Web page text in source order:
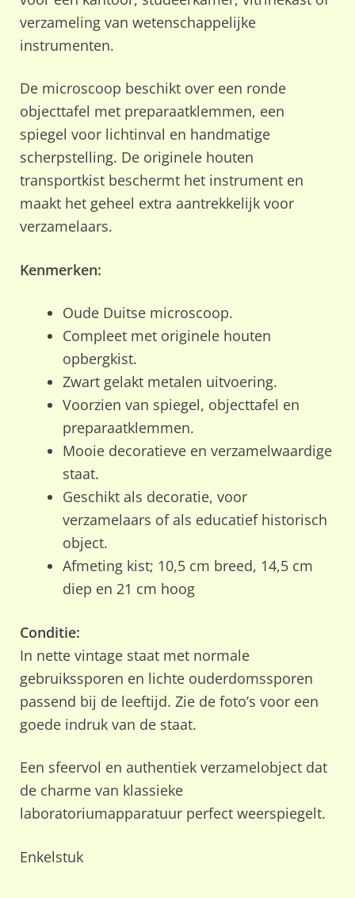
verzameling van wetenschappelijke
instrumenten.
De microscoop beschikt over een ronde
objecttafel met preparaatklemmen, een
spiegel voor lichtinval en handmatige
scherpstelling. De originele houten
transportkist beschermt het instrument en
maakt het geheel extra aantrekkelijk voor
verzamelaars.
Kenmerken:
Oude Duitse microscoop.
Compleet met originele houten
opbergkist.
Zwart gelakt metalen uitvoering.
Voorzien van spiegel, objecttafel en
preparaatklemmen.
Mooie decoratieve en verzamelwaardige
staat.
Geschikt als decoratie, voor
verzamelaars of als educatief historisch
object.
Afmeting kist; 10,5 cm breed, 14,5 cm
diep en 21 cm hoog
Conditie:
In nette vintage staat met normale
gebruikssporen en lichte ouderdomssporen
passend bij de leeftijd. Zie de foto’s voor een
goede indruk van de staat.
Een sfeervol en authentiek verzamelobject dat
de charme van klassieke
laboratoriumapparatuur perfect weerspiegelt.
Enkelstuk